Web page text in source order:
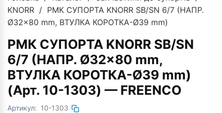
KNORR / РМК СУПОРТА KNORR SB/SN 6/7 (НАПР.
Ø32×80 mm, ВТУЛКА КОРОТКА-Ø39 mm)
РМК СУПОРТА KNORR SB/SN
6/7 (НАПР. Ø32x80 mm,
ВТУЛКА КОРОТКА-Ø39 mm)
(Арт. 10-1303) — FREENCO
Артикул: 10-1303